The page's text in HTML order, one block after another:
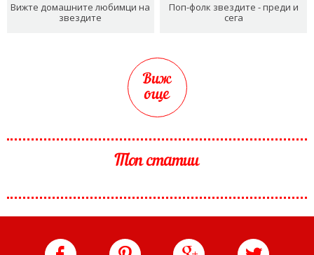
Вижте домашните любимци на
звездите
Поп-фолк звездите - преди и
сега
Виж
още
Топ статии